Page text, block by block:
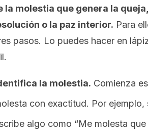
la molestia que genera la
o la paz interior. Para
pasos. Lo puedes hacer en
la molestia. Comienza
con exactitud. Por
algo como “Me molesta